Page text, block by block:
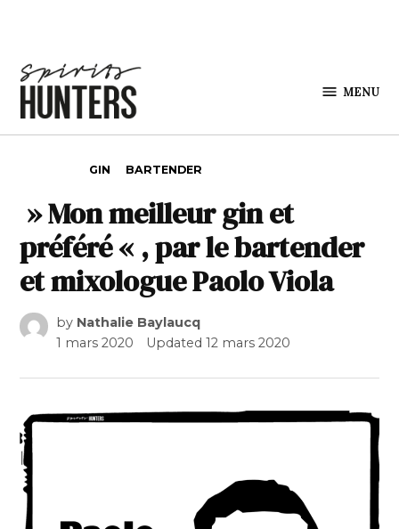
MENU
GIN BARTENDER
» Mon meilleur gin et
préféré « , par le bartender
et mixologue Paolo Viola
by Nathalie Baylaucq
1 mars 2020
Updated12 mars 2020